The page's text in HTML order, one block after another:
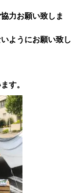
力お願い致しま
ようにお願い致し
す。